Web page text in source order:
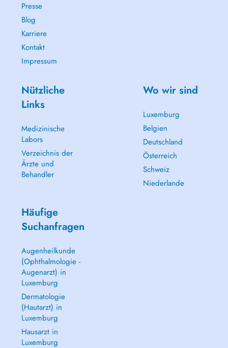
Presse
Blog
Karriere
Kontakt
Impressum
Nützliche
Links
Medizinische
Labors
Verzeichnis der
Ärzte und
Behandler
Wo wir sind
Luxemburg
Belgien
Deutschland
Österreich
Schweiz
Niederlande
Häufige
Suchanfragen
Augenheilkunde
(Ophthalmologie -
Augenarzt) in
Luxemburg
Dermatologie
(Hautarzt) in
Luxemburg
Hausarzt in
Luxemburg